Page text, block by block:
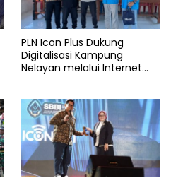
PLN Icon Plus Dukung
Digitalisasi Kampung
Nelayan melalui Internet